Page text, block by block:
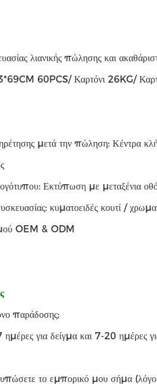
λιανικής πώλησης και
60PCS/ Καρτόνι 26KG/
μετά την πώληση: Κέντρα
Εκτύπωση με μεταξένια
κυματοειδές κουτί /
OEM & ODM
παράδοσης;
ημέρες για δείγμα και 7-20 ημέρες
το εμπορικό μου σήμα